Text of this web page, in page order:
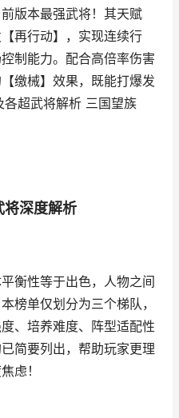
版本最强武将！其天赋
再行动】，实现连续行
制能力。配合高倍率伤害
缴械】效果，既能打爆发
各超武将解析 三国望族
将深度解析
衡性等于出色，人物之间
榜单仅划分为三个梯队，
、培养难度、阵型适配性
简要列出，帮助玩家更理
虑！